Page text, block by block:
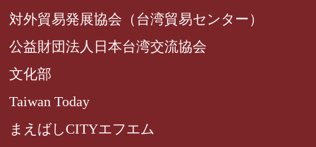
対外貿易発展協会（台湾貿易センター）
公益財団法人日本台湾交流協会
文化部
Taiwan Today
まえばしCITYエフエム